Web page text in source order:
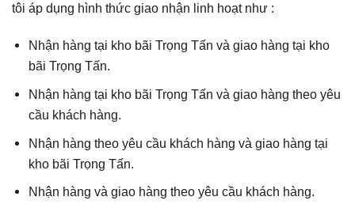
tôi áp dụng hình thức giao nhận linh hoạt như :
Nhận hàng tại kho bãi Trọng Tấn và giao hàng tại kho
bãi Trọng Tấn.
Nhận hàng tại kho bãi Trọng Tấn và giao hàng theo yêu
cầu khách hàng.
Nhận hàng theo yêu cầu khách hàng và giao hàng tại
kho bãi Trọng Tấn.
Nhận hàng và giao hàng theo yêu cầu khách hàng.